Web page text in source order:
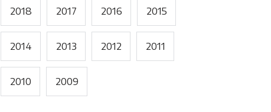
2018 2017 2016 2015
2014 2013 2012 2011
2010 2009